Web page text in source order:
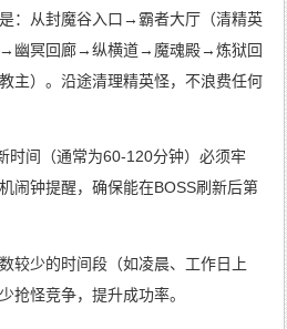
：从封魔谷入口→霸者大厅（清精英
→幽冥回廊→纵横道→魔魂殿→炼狱回
主）。沿途清理精英怪，不浪费任何
时间（通常为60-120分钟）必须牢
闹钟提醒，确保能在BOSS刷新后第
较少的时间段（如凌晨、工作日上
抢怪竞争，提升成功率。